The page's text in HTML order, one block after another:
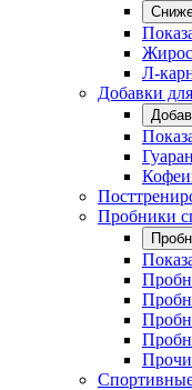
Л-
Добавки
Пробники